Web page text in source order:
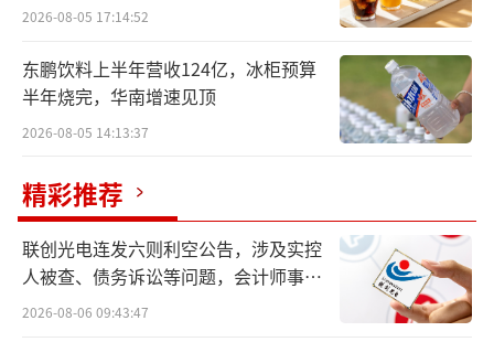
然而，近些年来二者间的直接竞争日益激
烈，这似乎也为此次美的清仓小米埋下伏笔。
值得注意的是，此次资本运作，也让美的庞大
的资本版图浮出水面。在何享健家族的布局
器。
清仓小米获利5.6亿
通过清仓小米，美的赚了5.6个亿。
2026-08-05 17:14:52
东鹏饮料上半年营收124亿，冰柜预算
半年烧完，华南增速见顶
2026-08-05 14:13:37
精彩推荐
联创光电连发六则利空公告，涉及实控
人被查、债务诉讼等问题，会计师事务
所曾出具“保留意见”
2026-08-06 09:43:47